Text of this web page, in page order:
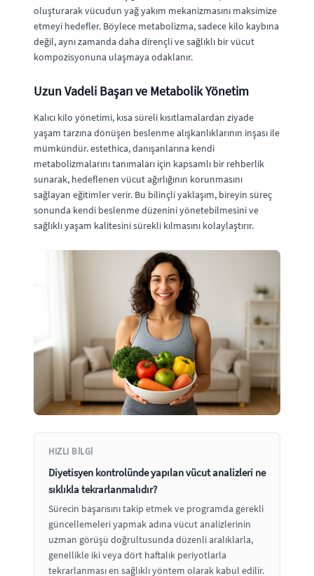
oluşturarak vücudun yağ yakım mekanizmasını maksimize
etmeyi hedefler. Böylece metabolizma, sadece kilo kaybına
değil, aynı zamanda daha dirençli ve sağlıklı bir vücut
kompozisyonuna ulaşmaya odaklanır.
Uzun Vadeli Başarı ve Metabolik Yönetim
Kalıcı kilo yönetimi, kısa süreli kısıtlamalardan ziyade
yaşam tarzına dönüşen beslenme alışkanlıklarının inşası ile
mümkündür. estethica, danışanlarına kendi
metabolizmalarını tanımaları için kapsamlı bir rehberlik
sunarak, hedeflenen vücut ağırlığının korunmasını
sağlayan eğitimler verir. Bu bilinçli yaklaşım, bireyin süreç
sonunda kendi beslenme düzenini yönetebilmesini ve
sağlıklı yaşam kalitesini sürekli kılmasını kolaylaştırır.
HIZLI BILGI
Diyetisyen kontrolünde yapılan vücut analizleri ne
sıklıkla tekrarlanmalıdır?
Sürecin başarısını takip etmek ve programda gerekli
güncellemeleri yapmak adına vücut analizlerinin
uzman görüşü doğrultusunda düzenli aralıklarla,
genellikle iki veya dört haftalık periyotlarla
tekrarlanması en sağlıklı yöntem olarak kabul edilir.